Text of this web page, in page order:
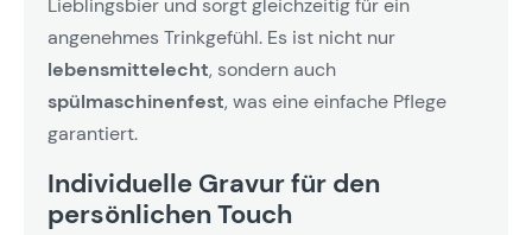
angenehmes Trinkgefühl. Es ist nicht nur
lebensmittelecht, sondern auch
spülmaschinenfest, was eine einfache Pflege
garantiert.
Individuelle Gravur für den
persönlichen Touch